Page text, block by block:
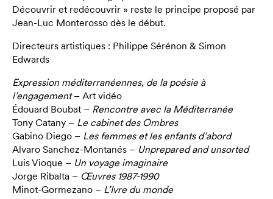
Découvrir et redécouvrir » reste le principe proposé par
Jean-Luc Monterosso dès le début.
Directeurs artistiques : Philippe Sérénon & Simon
Edwards
Expression méditerranéennes, de la poésie à
l’engagement– Art vidéo
Édouard Boubat – Rencontre avec la Méditerranée
Tony Catany – Le cabinet des Ombres
Gabino Diego – Les femmes et les enfants d’abord
Alvaro Sanchez-Montanés – Unprepared and unsorted
Luis Vioque – Un voyage imaginaire
Jorge Ribalta – Œuvres 1987-1990
Minot-Gormezano – L’Ivre du monde